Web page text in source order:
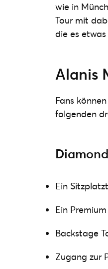
wie in
Tour mit
die es
Alanis
Fans
folgenden
Ein
Ein
Backstage
Zugang zur